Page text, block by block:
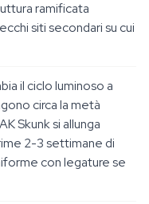
ramificata
siti secondari su cui
il ciclo luminoso a
circa la metà
Skunk si allunga
2-3 settimane di
con legature se